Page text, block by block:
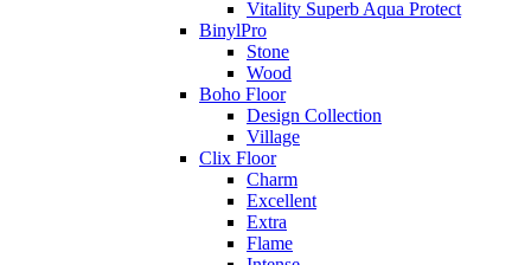
Vitality Superb Aqua Protect
BinylPro
Stone
Wood
Boho Floor
Design Collection
Village
Clix Floor
Charm
Excellent
Extra
Flame